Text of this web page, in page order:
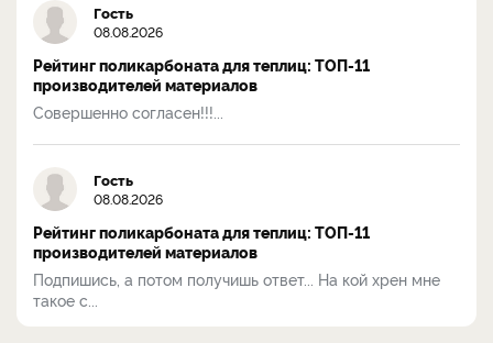
Гость
08.08.2026
Рейтинг поликарбоната для теплиц: ТОП-11
производителей материалов
Совершенно согласен!!!...
Гость
08.08.2026
Рейтинг поликарбоната для теплиц: ТОП-11
производителей материалов
Подпишись, а потом получишь ответ... На кой хрен мне
такое с...